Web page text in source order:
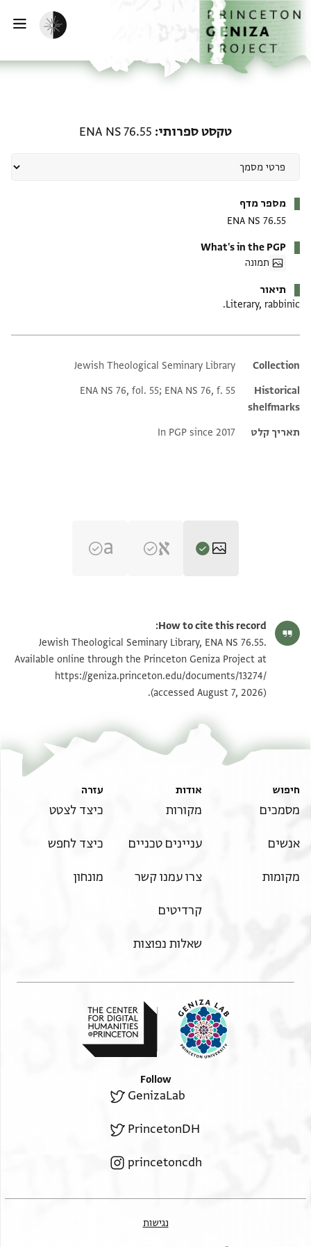
לתוכןהבית
הפעלת מצב כהה
טקסט ספרותי ENA NS 76.55
מספר מדף
ENA NS 76.55
What's in the PGP
תמונה
תיאור
Literary, rabbinic.
Additional metadata
Collection
Jewish Theological Seminary Library
Historical
shelfmarks
ENA NS 76, fol. 55; ENA NS 76, f. 55
תאריך קלט In PGP since 2017
ENA NS 76.55 verso הגדל וסובב
תנאי היתר שימוש בתצלום
How to cite this record:
Jewish Theological Seminary Library, ENA NS 76.55.
Available online through the Princeton Geniza Project at
https://geniza.princeton.edu/documents/13274/
(accessed August 7, 2026).
חיפוש
מסמכים
אנשים
מקומות
אודות
מקורות
עניינים טכניים
צרו עמנו קשר
קרדיטים
שאלות נפוצות
עזרה
כיצד לצטט
כיצד לחפש
מונחון
Follow
GenizaLab
PrincetonDH
princetoncdh
נגישות